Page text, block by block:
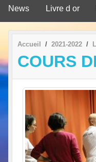
News Livre d or
Accueil 2021-2022
COURS